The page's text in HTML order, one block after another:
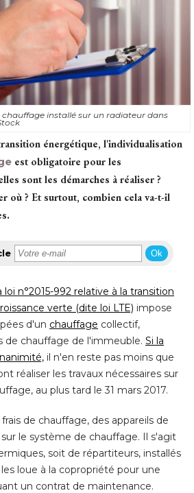
installé sur un radiateur dans
énergétique, l'individualisation
est obligatoire pour les
sont les démarches à réaliser ?
où ? Et surtout, combien cela va-t-il
Ok
loi n°2015-992 relative à la transition
verte (dite loi LTE) impose
d'un chauffage collectif,
de chauffage de l'immeuble. Si la
il n'en reste pas moins que
réaliser les travaux nécessaires sur
au plus tard le 31 mars 2017.
de chauffage, des appareils de
le système de chauffage. Il s'agit
soit de répartiteurs, installés
loue à la copropriété pour une
un contrat de maintenance.